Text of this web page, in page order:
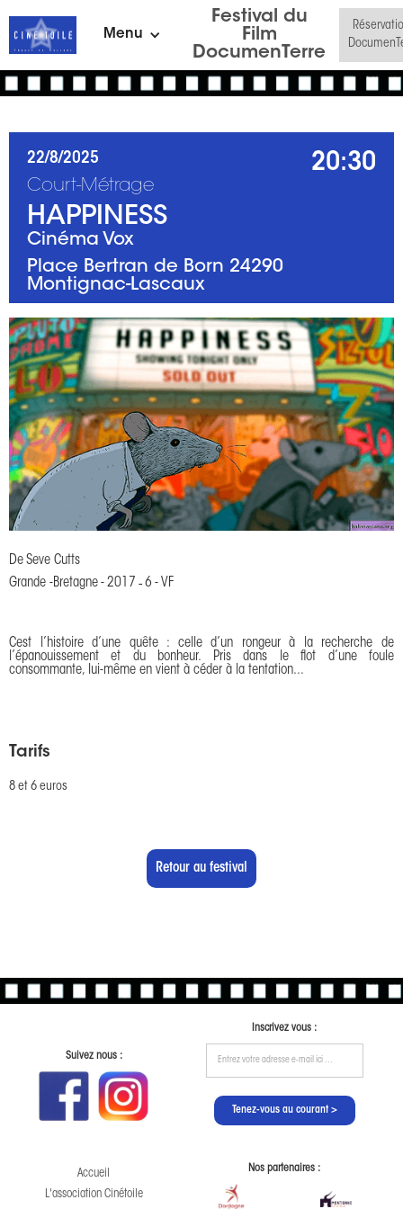
Menu
Festival du
Film
DocumenTerre
22/8/2025 20:30
Court-Métrage
HAPPINESS
Cinéma Vox
Place Bertran de Born 24290
Montignac-Lascaux
De Seve Cutts
Grande -Bretagne - 2017 - 6 - VF
Cest l’histoire d’une quête : celle d’un rongeur à la recherche de
l’épanouissement et du bonheur. Pris dans le flot d’une foule
consommante, lui-même en vient à céder à la tentation...
Tarifs
8 et 6 euros
Retour au festival
Suivez nous :
Inscrivez vous :
Accueil
L'association Cinétoile
Nos partenaires :